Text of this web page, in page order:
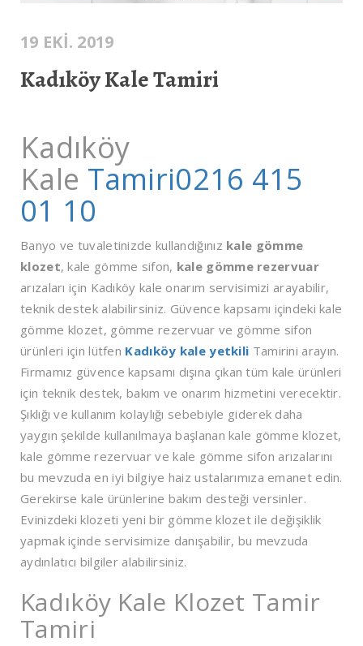
19 EKI. 2019
Kadıköy Kale Tamiri
Kadıköy
Kale Tamiri0216 415
01 10
Banyo ve tuvaletinizde kullandığınız kale gömme
klozet, kale gömme sifon, kale gömme rezervuar
arızaları için Kadıköy kale onarım servisimizi arayabilir,
teknik destek alabilirsiniz. Güvence kapsamı içindeki kale
gömme klozet, gömme rezervuar ve gömme sifon
ürünleri için lütfen Kadıköy kale yetkili Tamirini arayın.
Firmamız güvence kapsamı dışına çıkan tüm kale ürünleri
için teknik destek, bakım ve onarım hizmetini verecektir.
Şıklığı ve kullanım kolaylığı sebebiyle giderek daha
yaygın şekilde kullanılmaya başlanan kale gömme klozet,
kale gömme rezervuar ve kale gömme sifon arızalarını
bu mevzuda en iyi bilgiye haiz ustalarımıza emanet edin.
Gerekirse kale ürünlerine bakım desteği versinler.
Evinizdeki klozeti yeni bir gömme klozet ile değişiklik
yapmak içinde servisimize danışabilir, bu mevzuda
aydınlatıcı bilgiler alabilirsiniz.
Kadıköy Kale Klozet Tamir
Tamiri